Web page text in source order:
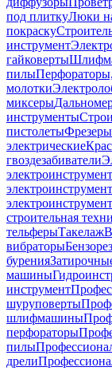
под плиткуЛюки
покраску
инструмент
гайковерты
пилы
молотки
миксеры
инструменты
пистолетыФрезеры
электрические
гвоздезабиватели
строительная
тельферыТакелаж
вибраторы
бурения
машины
инструмент
шуруповерты
шлифмашины
перфораторы
пилы
дрели